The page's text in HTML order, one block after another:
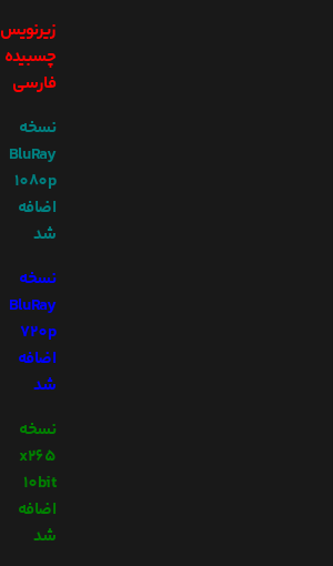
زیرنویس
چسبیده
فارسی
نسخه
BluRay
1080p
اضافه
شد
نسخه
BluRay
720p
اضافه
شد
نسخه
x265
10bit
اضافه
شد